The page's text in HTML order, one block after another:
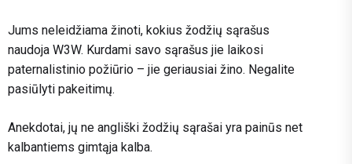
Jums neleidžiama žinoti, kokius žodžių sąrašus
naudoja W3W. Kurdami savo sąrašus jie laikosi
paternalistinio požiūrio – jie geriausiai žino. Negalite
pasiūlyti pakeitimų.
Anekdotai, jų ne angliški žodžių sąrašai yra painūs net
kalbantiems gimtąja kalba.